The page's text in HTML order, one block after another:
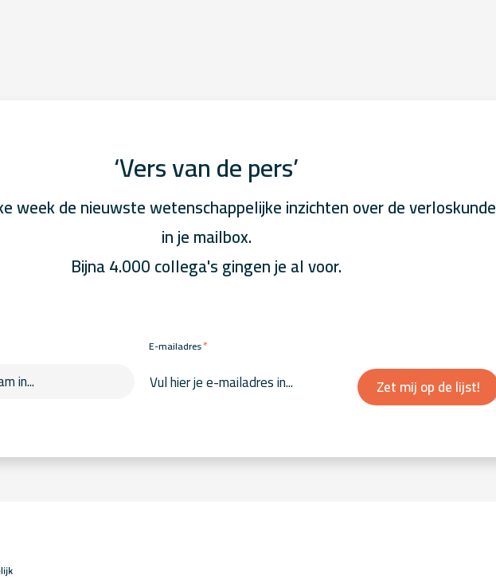
‘Vers van de pers’
week de nieuwste wetenschappelijke inzichten over de verloskunde
in je mailbox.
Bijna 4.000 collega's gingen je al voor.
E-mailadres*
Zet mij op de lijst!